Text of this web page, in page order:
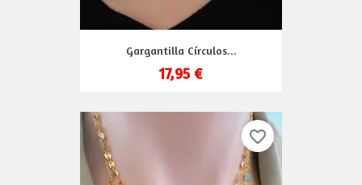
Gargantilla Círculos...
17,95 €
favorite_border